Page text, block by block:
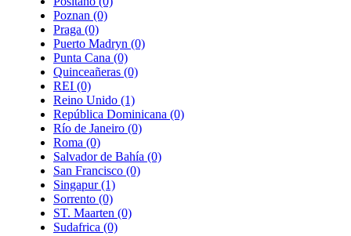
Poznan (0)
Praga (0)
Puerto Madryn (0)
Punta Cana (0)
Quinceañeras (0)
REI (0)
Reino Unido (1)
República Dominicana (0)
Río de Janeiro (0)
Roma (0)
Salvador de Bahía (0)
San Francisco (0)
Singapur(1)
Sorrento (0)
ST. Maarten (0)
Sudafrica (0)